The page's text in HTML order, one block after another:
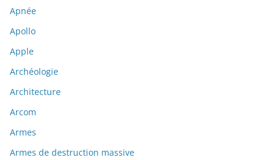
Apnée
Apollo
Apple
Archéologie
Architecture
Arcom
Armes
Armes de destruction massive